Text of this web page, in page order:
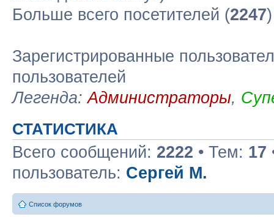
Больше всего посетителей (2247
Зарегистрированные
пользователей
Легенда:Администраторы,
СТАТИСТИКА
Всего сообщений: 2222 • Тем: 17
пользователь: Сергей М.
Список форумов